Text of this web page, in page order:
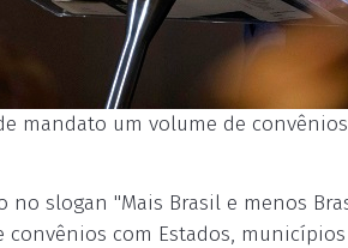
mandato um volume de
slogan "Mais Brasil e menos
com Estados,